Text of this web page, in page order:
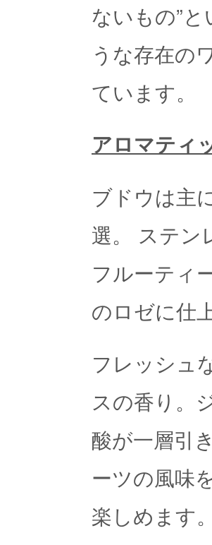
ないもの”
うな存在の
ています。
アロマティ
ブドウは主
選。 ステン
フルーティ
のロゼに仕
フレッシュ
スの香り。
酸が一層引
ーツの風味
楽しめます。